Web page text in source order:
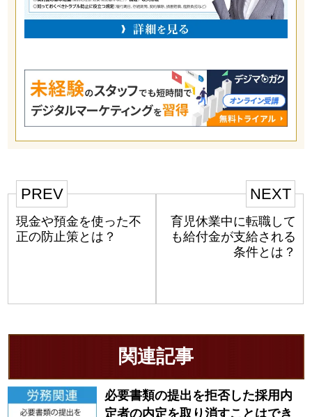
PREV
現金や預金を使った不
正の防止策とは？
NEXT
育児休業中に転職して
も給付金が支給される
条件とは？
関連記事
必要書類の提出を拒否した採用内
定者の内定を取り消すことはでき